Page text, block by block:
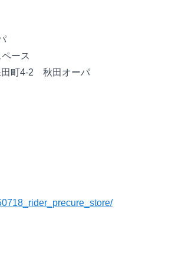
ース
田町4-2 秋田オーパ